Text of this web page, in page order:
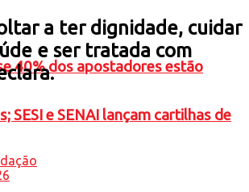
40% dos apostadores estão
SESI e SENAI lançam cartilhas de
a ter dignidade, cuidar
e ser tratada com